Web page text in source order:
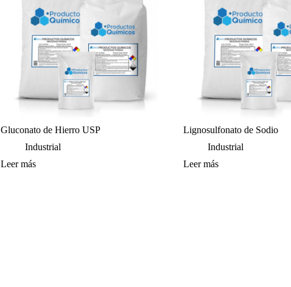
Gluconato de Hierro USP
Industrial
Leer más
Lignosulfonato de Sodio
Industrial
Leer más